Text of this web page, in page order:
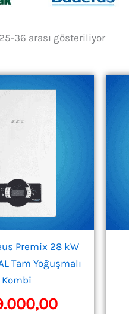
36 arası gösteriliyor
Premix 28 kW
Tam Yoğuşmalı
Kombi